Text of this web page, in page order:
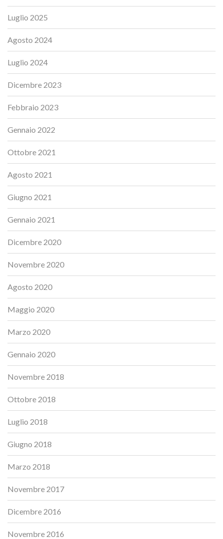
Luglio 2025
Agosto 2024
Luglio 2024
Dicembre 2023
Febbraio 2023
Gennaio 2022
Ottobre 2021
Agosto 2021
Giugno 2021
Gennaio 2021
Dicembre 2020
Novembre 2020
Agosto 2020
Maggio 2020
Marzo 2020
Gennaio 2020
Novembre 2018
Ottobre 2018
Luglio 2018
Giugno 2018
Marzo 2018
Novembre 2017
Dicembre 2016
Novembre 2016